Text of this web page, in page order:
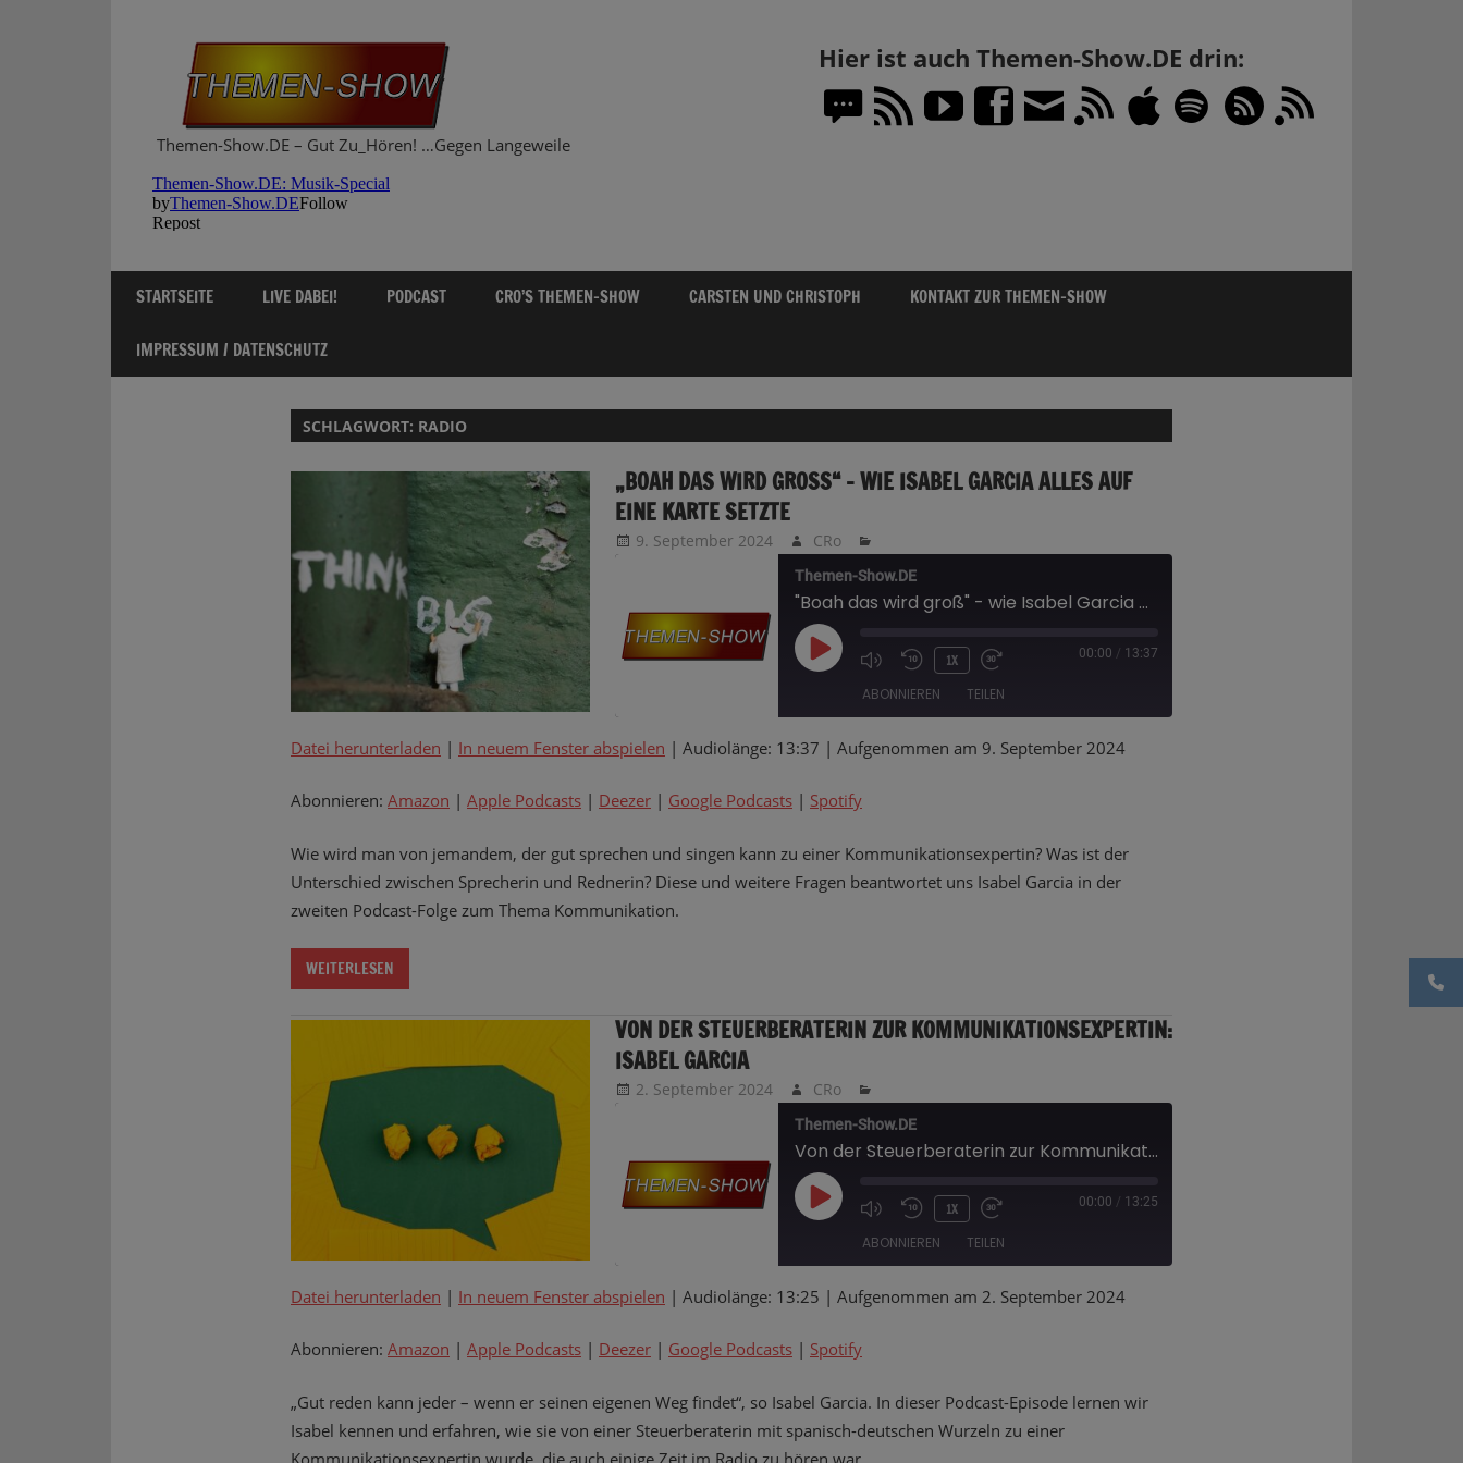
Themen-Show.DE – Gut Zu_Hören! …Gegen Langeweile
Hier ist auch Themen-Show.DE drin:
STARTSEITE LIVE DABEI! PODCAST CRO’S THEMEN-SHOW CARSTEN UND CHRISTOPH KONTAKT ZUR THEMEN-SHOW
IMPRESSUM / DATENSCHUTZ
SCHLAGWORT: RADIO
„BOAH DAS WIRD GROSS“ – WIE ISABEL GARCIA ALLES AUF E
INE KARTE SETZTE
9. September 2024 CRo
Themen-Show.DE
"Boah das wird groß" - wie Isabel Garcia alles auf eine Karte setzte
PLAY
EPISODE
1X 00:00 / 13:37
ABONNIEREN TEILEN
Amazon Apple Podcasts Deezer
Google Podcasts Spotify
RSS FEED
TEILEN
LINK
EMBED
Datei herunterladen | In neuem Fenster abspielen | Audiolänge: 13:37 | Aufgenommen am 9. September 2024
Abonnieren: Amazon | Apple Podcasts | Deezer | Google Podcasts | Spotify
Wie wird man von jemandem, der gut sprechen und singen kann zu einer Kommunikationsexpertin? Was ist der
Unterschied zwischen Sprecherin und Rednerin? Diese und weitere Fragen beantwortet uns Isabel Garcia in der
zweiten Podcast-Folge zum Thema Kommunikation.
WEITERLESEN
VON DER STEUERBERATERIN ZUR KOMMUNIKATIONSEXPERTIN:
ISABEL GARCIA
2. September 2024 CRo
Themen-Show.DE
Von der Steuerberaterin zur Kommunikationsexpertin: Isabel Garcia
PLAY
EPISODE
1X 00:00 / 13:25
ABONNIEREN TEILEN
Amazon Apple Podcasts Deezer
Google Podcasts Spotify
RSS FEED
TEILEN
LINK
EMBED
Datei herunterladen | In neuem Fenster abspielen | Audiolänge: 13:25 | Aufgenommen am 2. September 2024
Abonnieren: Amazon | Apple Podcasts | Deezer | Google Podcasts | Spotify
„Gut reden kann jeder – wenn er seinen eigenen Weg findet“, so Isabel Garcia. In dieser Podcast-Episode lernen wir
Isabel kennen und erfahren, wie sie von einer Steuerberaterin mit spanisch-deutschen Wurzeln zu einer
Kommunikationsexpertin wurde, die auch einige Zeit im Radio zu hören war.